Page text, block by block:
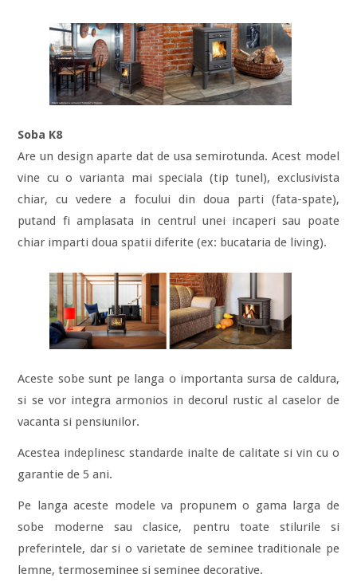
Soba K8
Are un design aparte dat de usa semirotunda. Acest model
vine cu o varianta mai speciala (tip tunel), exclusivista
chiar, cu vedere a focului din doua parti (fata-spate),
putand fi amplasata in centrul unei incaperi sau poate
chiar imparti doua spatii diferite (ex: bucataria de living).
Aceste sobe sunt pe langa o importanta sursa de caldura,
si se vor integra armonios in decorul rustic al caselor de
vacanta si pensiunilor.
Acestea indeplinesc standarde inalte de calitate si vin cu o
garantie de 5 ani.
Pe langa aceste modele va propunem o gama larga de
sobe moderne sau clasice, pentru toate stilurile si
preferintele, dar si o varietate de seminee traditionale pe
lemne, termoseminee si seminee decorative.